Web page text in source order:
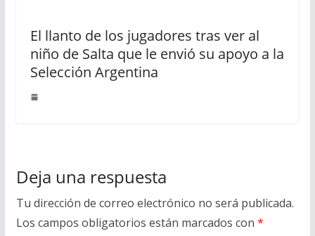
El llanto de los jugadores tras ver al
niño de Salta que le envió su apoyo a la
Selección Argentina
Deja una respuesta
Tu dirección de correo electrónico no será publicada.
Los campos obligatorios están marcados con *